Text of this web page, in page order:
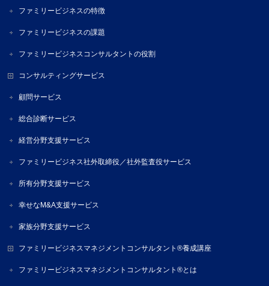
ファミリービジネスの特徴
ファミリービジネスの課題
ファミリービジネスコンサルタントの役割
コンサルティングサービス
顧問サービス
総合診断サービス
経営分野支援サービス
ファミリービジネス社外取締役／社外監査役サービス
所有分野支援サービス
幸せなM&A支援サービス
家族分野支援サービス
ファミリービジネスマネジメントコンサルタント®養成講座
ファミリービジネスマネジメントコンサルタント®とは